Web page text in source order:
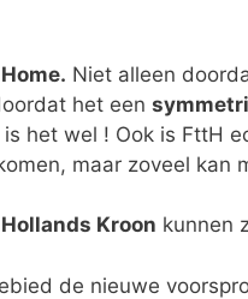
Niet alleen
het een
het wel ! Ook is FttH
maar zoveel kan
Hollands Kroon kunnen
de nieuwe